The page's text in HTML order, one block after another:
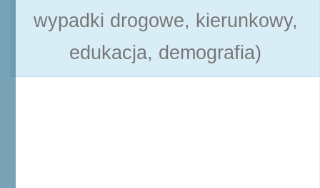
wypadki drogowe, kierunkowy,
edukacja, demografia)